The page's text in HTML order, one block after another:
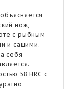
нож,
с рыбным
и сашими.
себя
58 HRC с